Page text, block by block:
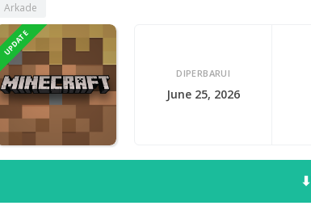
Arkade
UPDATE
DIPERBARUI
June 25, 2026
⬇